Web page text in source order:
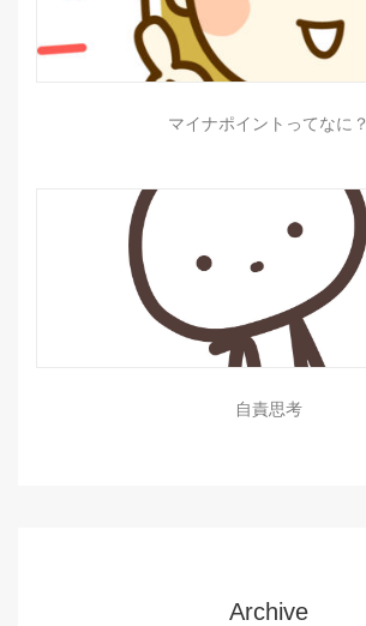
マイナポイントってなに？
自責思考
Archive